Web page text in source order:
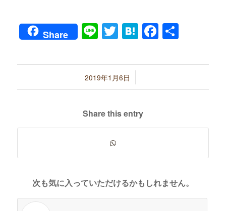
Share LineTwitter
Hatena共
2019年1月6日
/
Share this entry
次も気に入っていただけるかもしれません。